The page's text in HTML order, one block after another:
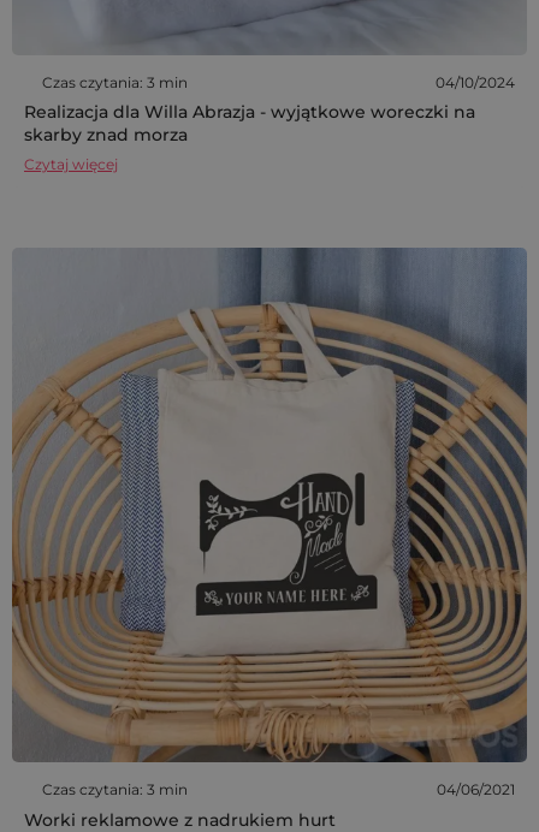
Czas czytania: 3 min 04/10/2024
Realizacja dla Willa Abrazja - wyjątkowe woreczki na
skarby znad morza
Czytaj więcej
Czas czytania: 3 min 04/06/2021
Worki reklamowe z nadrukiem hurt